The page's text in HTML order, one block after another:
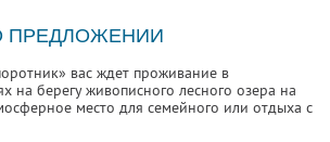
ПРЕДЛОЖЕНИИ
вас ждет проживание в
на берегу живописного лесного озера на
место для семейного или отдыха с